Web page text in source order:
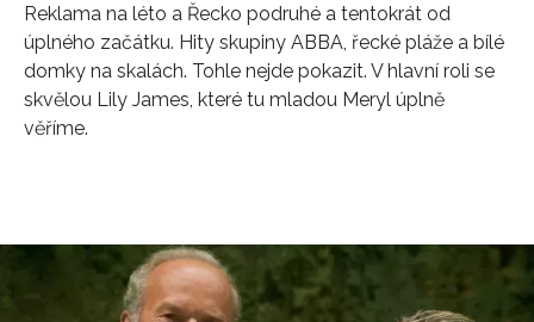
Reklama na léto a Řecko podruhé a tentokrát od
úplného začátku. Hity skupiny ABBA, řecké pláže a bílé
domky na skalách. Tohle nejde pokazit. V hlavní roli se
skvělou Lily James, které tu mladou Meryl úplně
věříme.